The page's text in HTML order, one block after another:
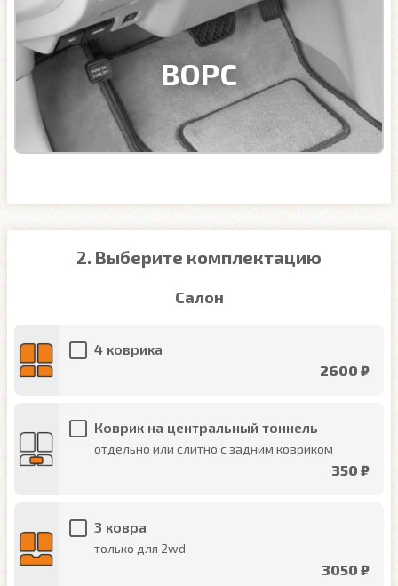
ВОРС
2. Выберите комплектацию
Салон
4 коврика
2600 ₽
Коврик на центральный тоннель
отдельно или слитно с задним ковриком
350 ₽
3 ковра
только для 2wd
3050 ₽